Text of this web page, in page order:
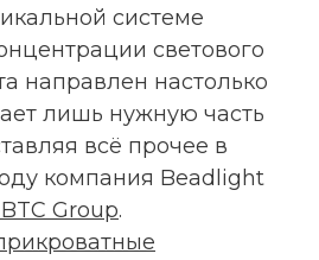
системе
светового
направлен настолько
лишь нужную часть
всё прочее в
компания Beadlight
Group.